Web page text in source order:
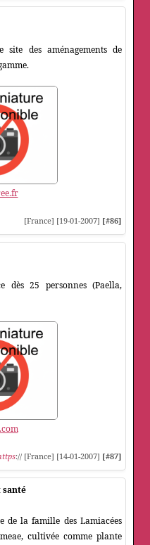
des aménagements de
[France] [19-01-2007] [#86]
dès 25 personnes (Paella,
:// [France] [14-01-2007] [#87]
santé
de la famille des Lamiacées
cultivée comme plante